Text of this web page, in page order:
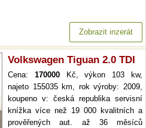
Zobrazit inzerát
Volkswagen Tiguan 2.0 TDI
Cena: 170000Kč, výkon 103 kw,
najeto 155035 km, rok výroby: 2009,
koupeno v: česká republika servisní
knížka více než 19 000 kvalitních a
prověřených aut. až 36 měsíců